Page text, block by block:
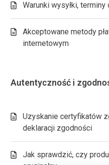
Warunki wysyłki,
Akceptowane metody
internetowym
Autentyczność i
Uzyskanie certyfikatów
deklaracji zgodności
Jak sprawdzić, czy